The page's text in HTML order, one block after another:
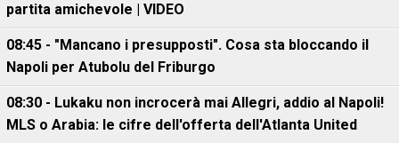
partita amichevole | VIDEO
08:45 - "Mancano i presupposti". Cosa sta bloccando il
Napoli per Atubolu del Friburgo
08:30 - Lukaku non incrocerà mai Allegri, addio al Napoli!
MLS o Arabia: le cifre dell'offerta dell'Atlanta United